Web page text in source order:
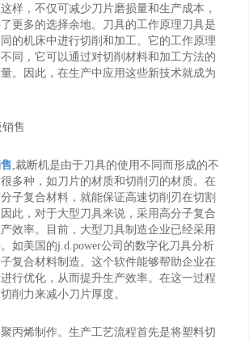
样，不仅可减少刀片磨损量和生产成本，
更多的选择余地。刀具的工作原理刀具是
的机床中进行切削和加工。它的工作原理
同，它可以通过对切削材料和加工方法的
。因此，在生产中应用这些新技术就成为
,裁断机是由于刀具的使用不同而形成的不
多种，如刀片的材质和切削刃的材质。在
子复合材料，就能保证高速切削刃在切割
此，对于大型刀具来说，采用高分子复合
效率。目前，大型刀具制造企业已经采用
如美国的j.d.power公司的数字化刀具分析
复合材料制造。这个软件能够帮助企业在
行优化，从而提升生产效率。在这一过程
削力来减小刀片厚度。
丙烯制作。生产工艺流程首先是将塑料切